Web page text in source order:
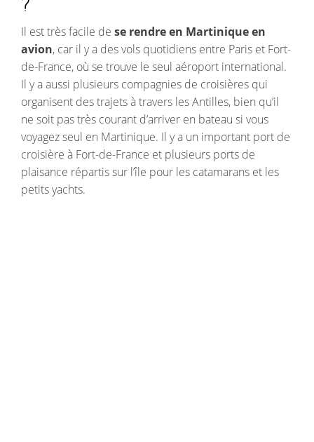
Il est très facile de se rendre en Martinique en
avion, car il y a des vols quotidiens entre Paris et Fort-
de-France, où se trouve le seul aéroport international.
Il y a aussi plusieurs compagnies de croisières qui
organisent des trajets à travers les Antilles, bien qu’il
ne soit pas très courant d’arriver en bateau si vous
voyagez seul en Martinique. Il y a un important port de
croisière à Fort-de-France et plusieurs ports de
plaisance répartis sur l’île pour les catamarans et les
petits yachts.